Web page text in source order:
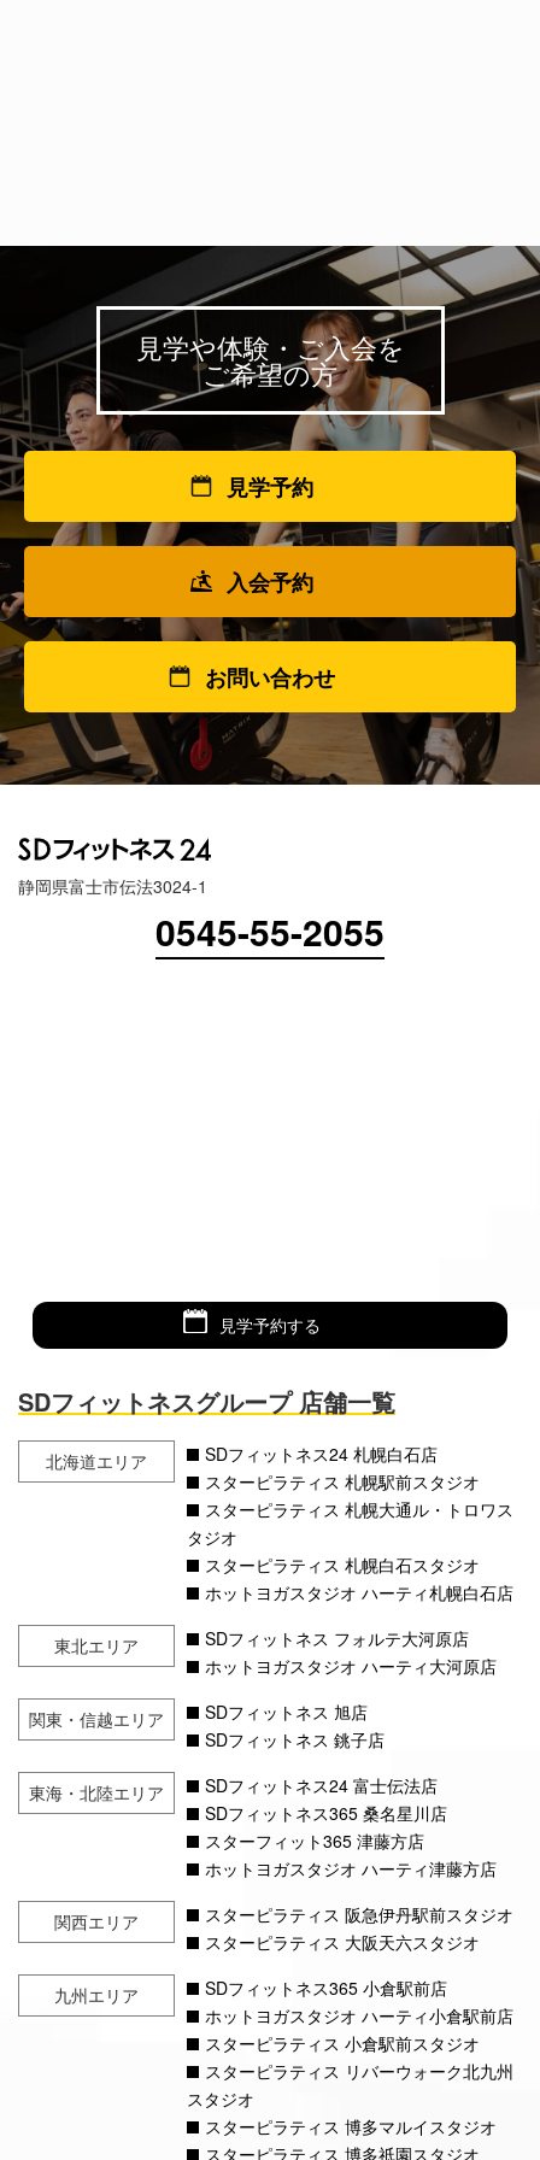
見学や体験・ご入会を
ご希望の方
見学予約
入会予約
お問い合わせ
静岡県富士市伝法3024-1
0545-55-2055
見学予約する
SDフィットネスグループ 店舗一覧
北海道エリア
SDフィットネス24 札幌白石店
スターピラティス 札幌駅前スタジオ
スターピラティス 札幌大通ル・トロワス
タジオ
スターピラティス 札幌白石スタジオ
ホットヨガスタジオ ハーティ札幌白石店
東北エリア
SDフィットネス フォルテ大河原店
ホットヨガスタジオ ハーティ大河原店
関東・信越エリア
SDフィットネス 旭店
SDフィットネス 銚子店
東海・北陸エリア
SDフィットネス24 富士伝法店
SDフィットネス365 桑名星川店
スターフィット365 津藤方店
ホットヨガスタジオ ハーティ津藤方店
関西エリア
スターピラティス 阪急伊丹駅前スタジオ
スターピラティス 大阪天六スタジオ
九州エリア
SDフィットネス365 小倉駅前店
ホットヨガスタジオ ハーティ小倉駅前店
スターピラティス 小倉駅前スタジオ
スターピラティス リバーウォーク北九州
スタジオ
スターピラティス 博多マルイスタジオ
スターピラティス 博多祇園スタジオ